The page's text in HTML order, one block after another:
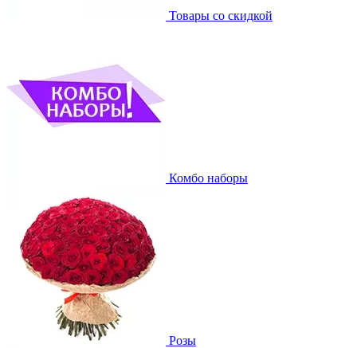
Товары со скидкой
Комбо наборы
Розы